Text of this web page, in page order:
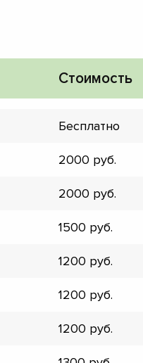
Стоимость
Бесплатно
2000
2000
1500
1200
1200
1200